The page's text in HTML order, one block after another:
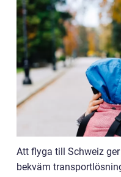
Att flyga till Schweiz
bekväm